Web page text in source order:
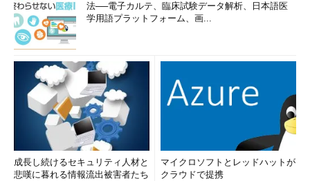
法──電子カルテ、臨床試験データ解析、日本語医
学用語プラットフォーム、画...
成長し続けるセキュリティ人材と
悲嘆に暮れる情報流出被害者たち
マイクロソフトとレッドハットが
クラウドで提携